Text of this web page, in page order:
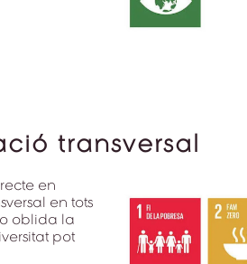
transversal
en
en tots
oblida la
pot